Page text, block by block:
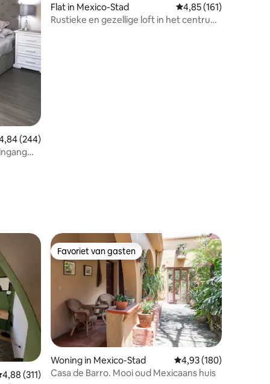
beoordeling van 4,84 op 5, 244 recensies
(244)
Flat in Mexico-Stad Gemiddelde
4,85 (161)
Rustieke en gezellige loft in het centrum
beoordeling van 4,88 op 5, 311 recensies
4,88 (311)
Favoriet van gasten
Favoriet van gasten
Woning in Mexico-Stad Gemiddelde
4,93 (180)
Casa de Barro. Mooi oud Mexicaans huis